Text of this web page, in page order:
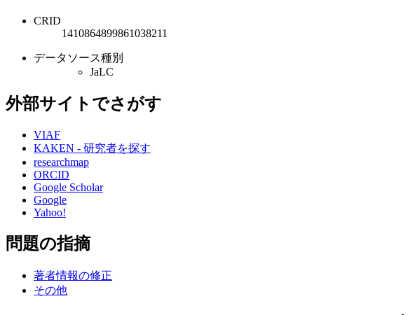
CRID
1410864899861038211
データソース種別
JaLC
外部サイトでさがす
VIAF
KAKEN - 研究者を探す
researchmap
ORCID
Google Scholar
Google
Yahoo!
問題の指摘
著者情報の修正
その他